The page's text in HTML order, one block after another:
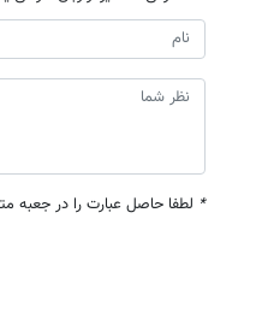
* لطفا حاصل عبارت را در جعبه